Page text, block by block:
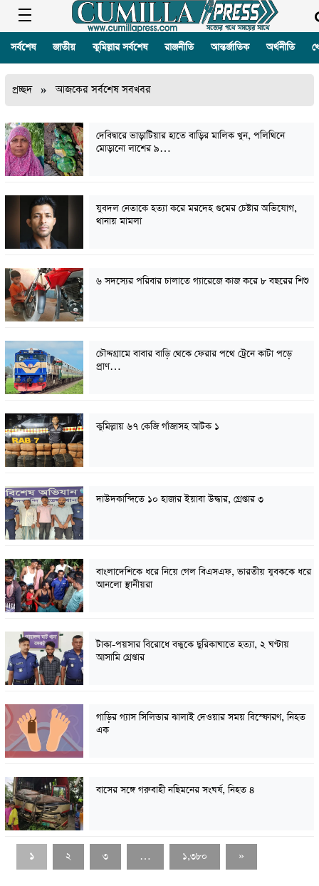
সর্বশেষ জাতীয় কুমিল্লার সর্বশেষ রাজনীতি আন্তর্জাতিক অর্থনীতি
প্রচ্ছদ » আজকের সর্বশেষ সবখবর
দেবিদ্বারে ভাড়াটিয়ার হাতে বাড়ির মালিক খুন, পলিথিনে
মোড়ানো লাশের ৯…
যুবদল নেতাকে হত্যা করে মরদেহ গুমের চেষ্টার অভিযোগ,
থানায় মামলা
৬ সদস্যের পরিবার চালাতে গ্যারেজে কাজ করে ৮ বছরের শিশু
চৌদ্দগ্রামে বাবার বাড়ি থেকে ফেরার পথে ট্রেনে কাটা পড়ে
প্রাণ…
কুমিল্লায় ৬৭ কেজি গাঁজাসহ আটক ১
দাউদকান্দিতে ১০ হাজার ইয়াবা উদ্ধার, গ্রেপ্তার ৩
বাংলাদেশিকে ধরে নিয়ে গেল বিএসএফ, ভারতীয় যুবককে ধরে
আনলো স্থানীয়রা
টাকা-পয়সার বিরোধে বন্ধুকে ছুরিকাঘাতে হত্যা, ২ ঘণ্টায়
আসামি গ্রেপ্তার
গাড়ির গ্যাস সিলিন্ডার ঝালাই দেওয়ার সময় বিস্ফোরণ, নিহত
এক
বাসের সঙ্গে গরুবাহী নছিমনের সংঘর্ষ, নিহত ৪
১ ২ ৩ … ১,৩৮০ »